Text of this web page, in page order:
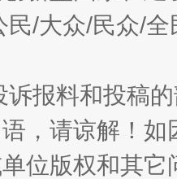
民/大众/民众/
诉报料和投稿
，请谅解！
位版权和其它